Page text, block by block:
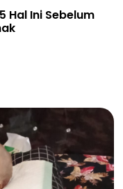
Hal Ini Sebelum